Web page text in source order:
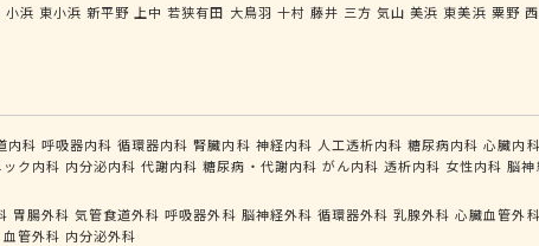
小浜 東小浜 新平野 上中 若狭有田 大鳥羽 十村 藤井 三方 気山 美浜 東美浜 粟野
内科 呼吸器内科 循環器内科 腎臓内科 神経内科 人工透析内科 糖尿病内科 心臓内科
ク内科 内分泌内科 代謝内科 糖尿病・代謝内科 がん内科 透析内科 女性内科 脳
胃腸外科 気管食道外科 呼吸器外科 脳神経外科 循環器外科 乳腺外科 心臓血管外科
血管外科 内分泌外科